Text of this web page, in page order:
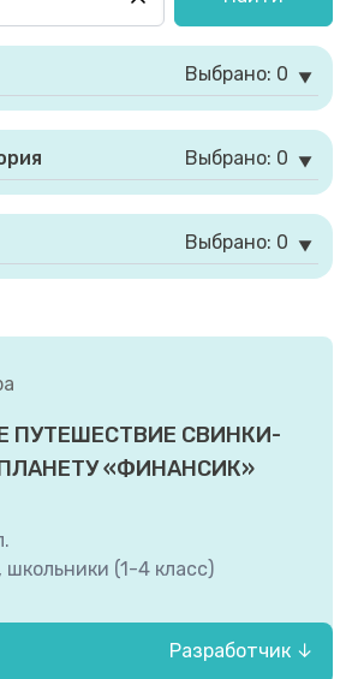
Выбрано: 0
Выбрано: 0
Выбрано: 0
ПУТЕШЕСТВИЕ СВИНКИ-
«ФИНАНСИК»
(1-4 класс)
Разработчик ↓